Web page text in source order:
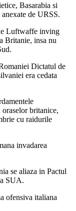
Basarabia si
de URSS.
Luftwaffe inving
Britanie, insa nu
Dictatul de
era cedata
britanice,
cu raidurile
invadarea
se aliaza in Pactul
SUA.
ofensiva italiana